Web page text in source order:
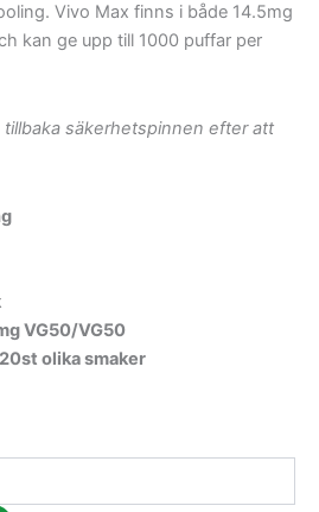
Vivo Max finns i både 14.5mg
kan ge upp till 1000 puffar per
tillbaka säkerhetspinnen efter att
VG50/VG50
olika smaker